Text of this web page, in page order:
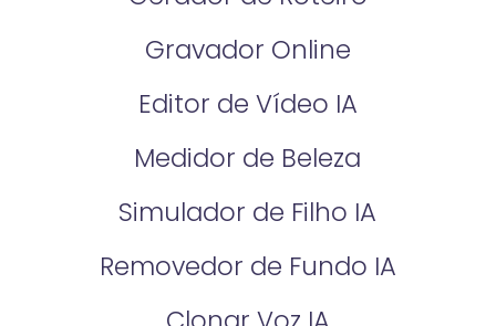
Gravador Online
Editor de Vídeo IA
Medidor de Beleza
Simulador de Filho IA
Removedor de Fundo IA